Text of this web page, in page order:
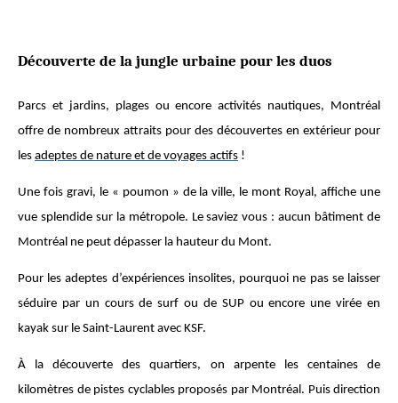
Découverte de la jungle urbaine pour les duos
Parcs et jardins, plages ou encore activités nautiques, Montréal
offre de nombreux attraits pour des découvertes en extérieur pour
les adeptes de nature et de voyages actifs !
Une fois gravi, le « poumon » de la ville, le mont Royal, affiche une
vue splendide sur la métropole. Le saviez vous : aucun bâtiment de
Montréal ne peut dépasser la hauteur du Mont.
Pour les adeptes d’expériences insolites, pourquoi ne pas se laisser
séduire par un cours de surf ou de SUP ou encore une virée en
kayak sur le Saint-Laurent avec KSF.
À la découverte des quartiers, on arpente les centaines de
kilomètres de pistes cyclables proposés par Montréal. Puis direction